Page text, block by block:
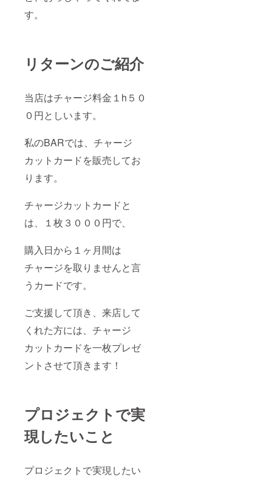
す。
リターンのご紹介
当店はチャージ料金１h５０
０円としいます。
私のBARでは、チャージ
カットカードを販売してお
ります。
チャージカットカードと
は、１枚３０００円で、
購入日から１ヶ月間は
チャージを取りませんと言
うカードです。
ご支援して頂き、来店して
くれた方には、チャージ
カットカードを一枚プレゼ
ントさせて頂きます！
プロジェクトで実
現したいこと
プロジェクトで実現したい